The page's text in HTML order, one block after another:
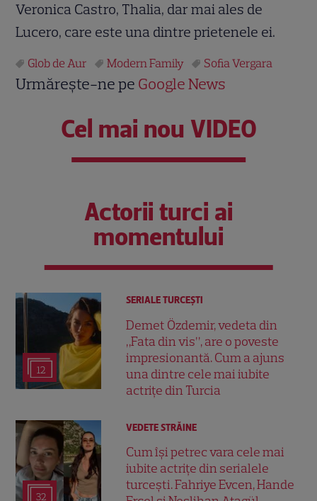
Veronica Castro, Thalia, dar mai ales de
Lucero, care este una dintre prietenele ei.
Glob de Aur Modern Family Sofia Vergara
Urmărește-ne pe Google News
Cel mai nou VIDEO
Actorii turci ai
momentului
12
SERIALE TURCEŞTI
Demet Özdemir, vedeta din
„Fata din vis”, are o poveste
impresionantă. Cum a ajuns
una dintre cele mai iubite
actrițe din Turcia
32
VEDETE STRĂINE
Cum își petrec vara cele mai
iubite actrițe din serialele
turcești. Fahriye Evcen, Hande